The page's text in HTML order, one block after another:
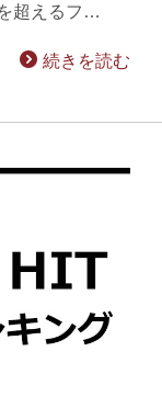
超えるフ…
続きを読む